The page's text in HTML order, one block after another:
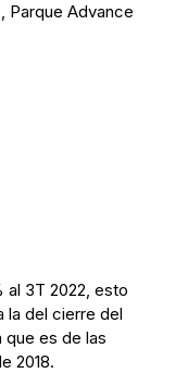
Parque Advance
al 3T 2022, esto
la del cierre del
que es de las
2018.